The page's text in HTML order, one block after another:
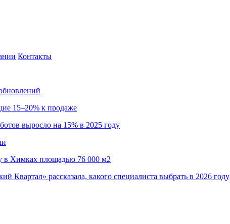
Контакты
15–20% к продаже
выросло на 15% в 2025 году
в Химках площадью 76 000 м2
Квартал» рассказала, какого специалиста выбрать в 2026 году